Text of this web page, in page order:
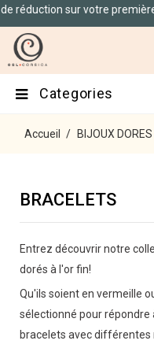
sur votre première
Categories
Accueil BIJOUX DORES
BRACELETS
Entrez découvrir notre
dorés à l'or fin!
Qu'ils soient en vermeille
sélectionné pour répondre
bracelets avec différentes